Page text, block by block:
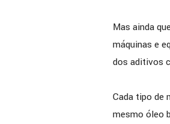
Mas ainda
máquinas e
dos aditivos
Cada tipo de
mesmo óleo